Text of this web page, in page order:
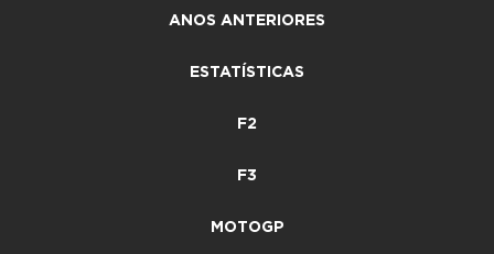
ANOS ANTERIORES
ESTATÍSTICAS
F2
F3
MOTOGP